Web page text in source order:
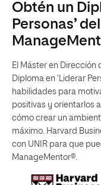
Obtén un
Personas’
El Máster en Dirección
Diploma en ‘Liderar
habilidades para
positivas y orientarlos
cómo crear un
máximo. Harvard
con UNIR para que
ManageMentor®.